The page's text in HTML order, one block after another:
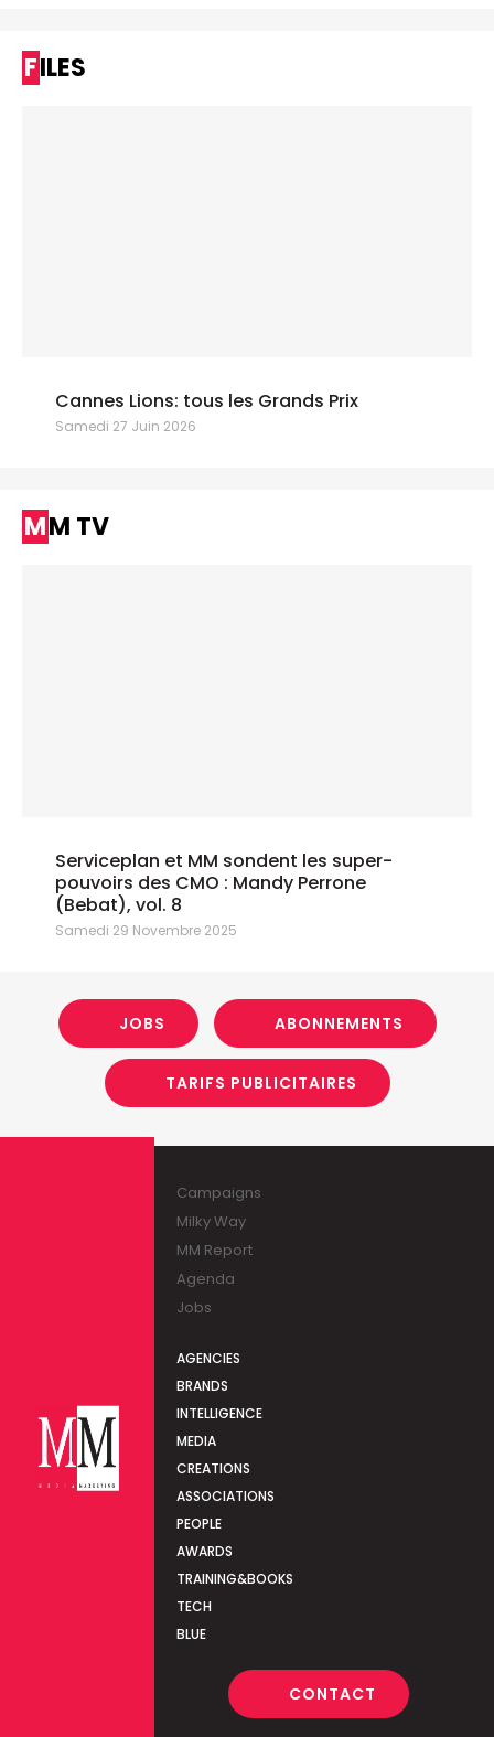
FILES
Cannes Lions: tous les Grands Prix
Samedi 27 Juin 2026
MM TV
Serviceplan et MM sondent les super-
pouvoirs des CMO : Mandy Perrone
(Bebat), vol. 8
Samedi 29 Novembre 2025
JOBS ABONNEMENTS
TARIFS PUBLICITAIRES
Campaigns
Milky Way
MM Report
Agenda
Jobs
AGENCIES
BRANDS
INTELLIGENCE
MEDIA
CREATIONS
ASSOCIATIONS
PEOPLE
AWARDS
TRAINING&BOOKS
TECH
BLUE
CONTACT